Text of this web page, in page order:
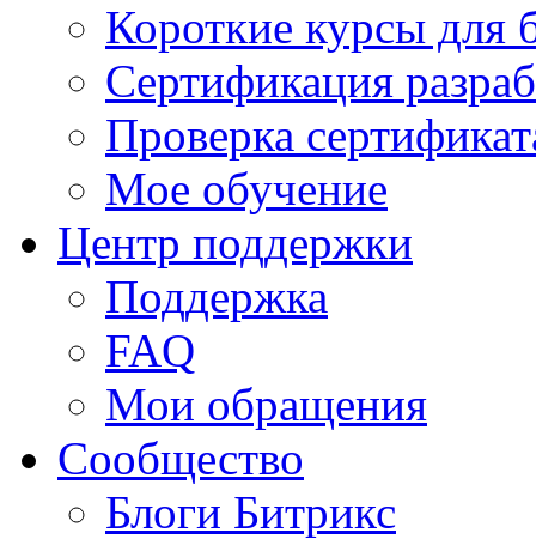
Короткие курсы для
Сертификация
Проверка
Мое обучение
Центр поддержки
Поддержка
FAQ
Мои обращения
Сообщество
Блоги Битрикс